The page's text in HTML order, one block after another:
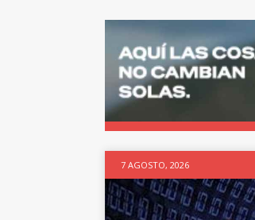
7 AGOSTO, 2026